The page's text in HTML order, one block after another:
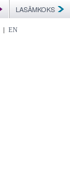
LASĀMKOKS
| EN